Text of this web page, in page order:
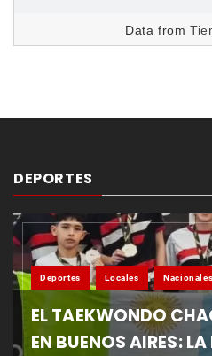
Data from
DEPORTES
Deportes Locales Nacionales
EL TAEKWONDO
EN BUENOS AIRES: LA